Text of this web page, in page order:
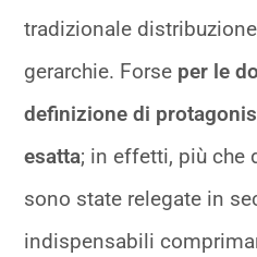
tradizionale
gerarchie. Forse per le
definizione di
esatta; in effetti, più che
sono state relegate in
indispensabili